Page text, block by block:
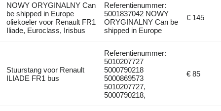
NOWY ORYGINALNY Can
be shipped in Europe
oliekoeler voor Renault FR1
Iliade, Euroclass, Irisbus
Referentienummer:
5001837042 NOWY
ORYGINALNY Can be
shipped in Europe
€ 145
Stuurstang voor Renault
ILIADE FR1 bus
Referentienummer:
5010207727
5000790218
5000869573
5010207727,
5000790218,
€ 85